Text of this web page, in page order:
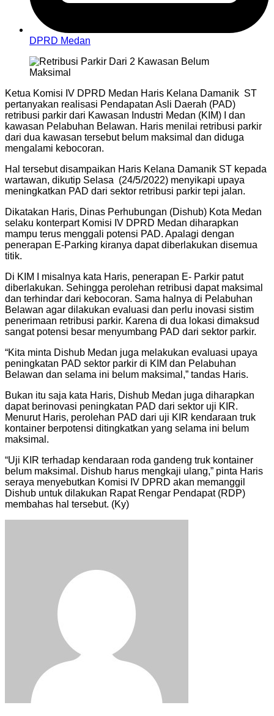
DPRD Medan
Ketua Komisi IV DPRD Medan Haris Kelana Damanik ST
pertanyakan realisasi Pendapatan Asli Daerah (PAD)
retribusi parkir dari Kawasan Industri Medan (KIM) I dan
kawasan Pelabuhan Belawan. Haris menilai retribusi parkir
dari dua kawasan tersebut belum maksimal dan diduga
mengalami kebocoran.
Hal tersebut disampaikan Haris Kelana Damanik ST kepada
wartawan, dikutip Selasa (24/5/2022) menyikapi upaya
meningkatkan PAD dari sektor retribusi parkir tepi jalan.
Dikatakan Haris, Dinas Perhubungan (Dishub) Kota Medan
selaku konterpart Komisi IV DPRD Medan diharapkan
mampu terus menggali potensi PAD. Apalagi dengan
penerapan E-Parking kiranya dapat diberlakukan disemua
titik.
Di KIM I misalnya kata Haris, penerapan E- Parkir patut
diberlakukan. Sehingga perolehan retribusi dapat maksimal
dan terhindar dari kebocoran. Sama halnya di Pelabuhan
Belawan agar dilakukan evaluasi dan perlu inovasi sistim
penerimaan retribusi parkir. Karena di dua lokasi dimaksud
sangat potensi besar menyumbang PAD dari sektor parkir.
“Kita minta Dishub Medan juga melakukan evaluasi upaya
peningkatan PAD sektor parkir di KIM dan Pelabuhan
Belawan dan selama ini belum maksimal,” tandas Haris.
Bukan itu saja kata Haris, Dishub Medan juga diharapkan
dapat berinovasi peningkatan PAD dari sektor uji KIR.
Menurut Haris, perolehan PAD dari uji KIR kendaraan truk
kontainer berpotensi ditingkatkan yang selama ini belum
maksimal.
“Uji KIR terhadap kendaraan roda gandeng truk kontainer
belum maksimal. Dishub harus mengkaji ulang,” pinta Haris
seraya menyebutkan Komisi IV DPRD akan memanggil
Dishub untuk dilakukan Rapat Rengar Pendapat (RDP)
membahas hal tersebut. (Ky)